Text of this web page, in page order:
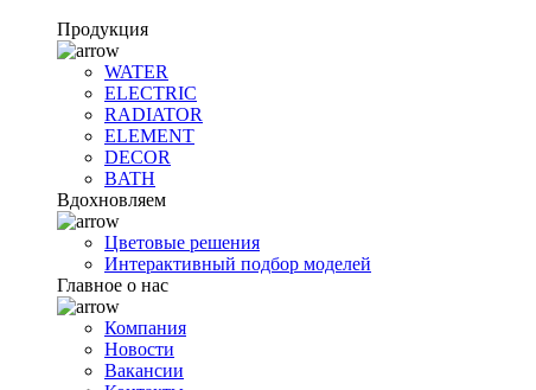
Продукция
WATER
ELECTRIC
RADIATOR
ELEMENT
DECOR
BATH
Вдохновляем
Цветовые решения
Интерактивный подбор моделей
Главное о нас
Компания
Новости
Вакансии